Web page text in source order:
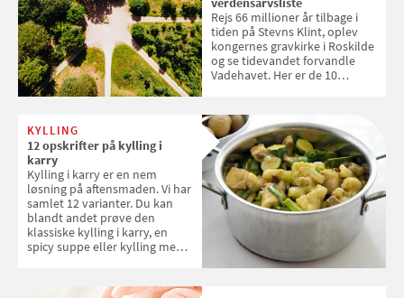
Rejs 66 millioner år tilbage i
tiden på Stevns Klint, oplev
kongernes gravkirke i Roskilde
og se tidevandet forvandle
Vadehavet. Her er de 10
KYLLING
12 opskrifter på kylling i
karry
Kylling i karry er en nem
løsning på aftensmaden. Vi har
samlet 12 varianter. Du kan
blandt andet prøve den
klassiske kylling i karry, en
spicy suppe eller kylling med